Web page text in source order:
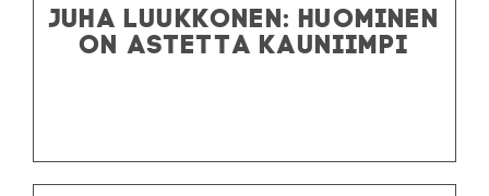
JUHA LUUKKONEN: HUOMINEN
ON ASTETTA KAUNIIMPI